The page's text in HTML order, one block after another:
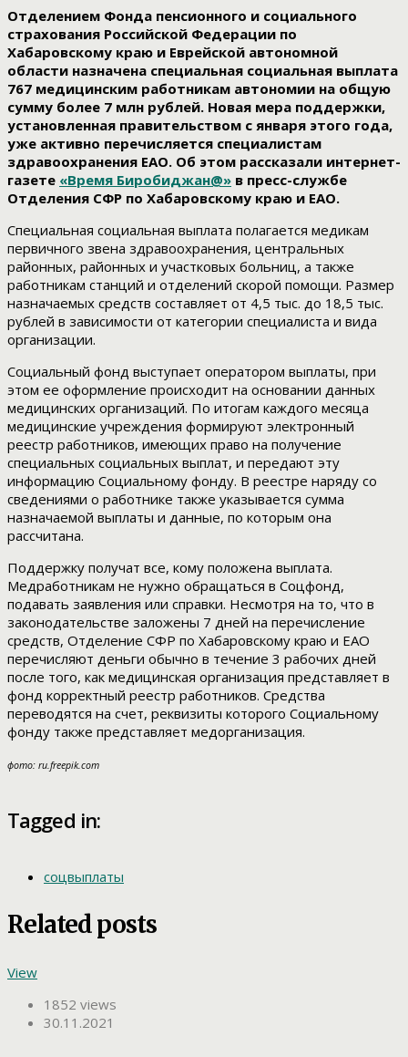
Отделением Фонда пенсионного и социального
страхования Российской Федерации по
Хабаровскому краю и Еврейской автономной
области назначена специальная социальная выплата
767 медицинским работникам автономии на общую
сумму более 7 млн рублей. Новая мера поддержки,
установленная правительством с января этого года,
уже активно перечисляется специалистам
здравоохранения ЕАО. Об этом рассказали интернет-
газете «Время Биробиджан@» в пресс-службе
Отделения СФР по Хабаровскому краю и ЕАО.
Специальная социальная выплата полагается медикам
первичного звена здравоохранения, центральных
районных, районных и участковых больниц, а также
работникам станций и отделений скорой помощи. Размер
назначаемых средств составляет от 4,5 тыс. до 18,5 тыс.
рублей в зависимости от категории специалиста и вида
организации.
Социальный фонд выступает оператором выплаты, при
этом ее оформление происходит на основании данных
медицинских организаций. По итогам каждого месяца
медицинские учреждения формируют электронный
реестр работников, имеющих право на получение
специальных социальных выплат, и передают эту
информацию Социальному фонду. В реестре наряду со
сведениями о работнике также указывается сумма
назначаемой выплаты и данные, по которым она
рассчитана.
Поддержку получат все, кому положена выплата.
Медработникам не нужно обращаться в Соцфонд,
подавать заявления или справки. Несмотря на то, что в
законодательстве заложены 7 дней на перечисление
средств, Отделение СФР по Хабаровскому краю и ЕАО
перечисляют деньги обычно в течение 3 рабочих дней
после того, как медицинская организация представляет в
фонд корректный реестр работников. Средства
переводятся на счет, реквизиты которого Социальному
фонду также представляет медорганизация.
фото: ru.freepik.com
Tagged in:
соцвыплаты
Related posts
View
1852 views
30.11.2021